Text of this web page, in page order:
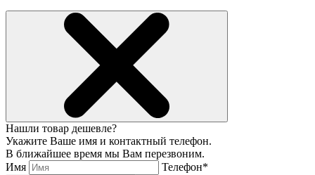
Нашли товар дешевле?
Укажите Ваше имя и контактный телефон.
В ближайшее время мы Вам перезвоним.
Имя
Телефон*